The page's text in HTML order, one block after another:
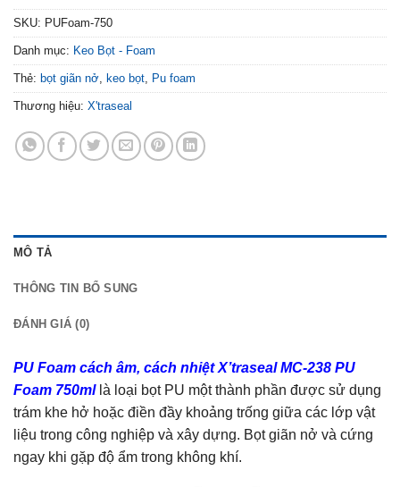
SKU: PUFoam-750
Danh mục: Keo Bọt - Foam
Thẻ: bọt giãn nở keo bọt Pu foam
Thương hiệu: X'traseal
MÔ TẢ
THÔNG TIN BỔ SUNG
ĐÁNH GIÁ (0)
PU Foam cách âm, cách nhiệt X’traseal MC-238 PU
Foam 750ml là loại bọt PU một thành phần được sử dụng
trám khe hở hoặc điền đầy khoảng trống giữa các lớp vật
liệu trong công nghiệp và xây dựng. Bọt giãn nở và cứng
ngay khi gặp độ ẩm trong không khí.